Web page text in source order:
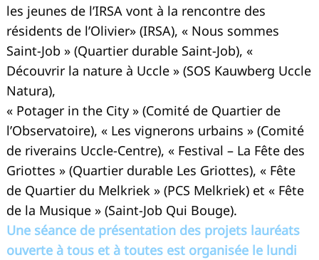
les jeunes de l’IRSA vont à la rencontre des
résidents de l’Olivier» (IRSA), « Nous sommes
Saint-Job » (Quartier durable Saint-Job), «
Découvrir la nature à Uccle » (SOS Kauwberg Uccle
Natura),
« Potager in the City » (Comité de Quartier de
l’Observatoire), « Les vignerons urbains » (Comité
de riverains Uccle-Centre), « Festival – La Fête des
Griottes » (Quartier durable Les Griottes), « Fête
de Quartier du Melkriek » (PCS Melkriek) et « Fête
de la Musique » (Saint-Job Qui Bouge).
Une séance de présentation des projets lauréats
ouverte à tous et à toutes est organisée le lundi